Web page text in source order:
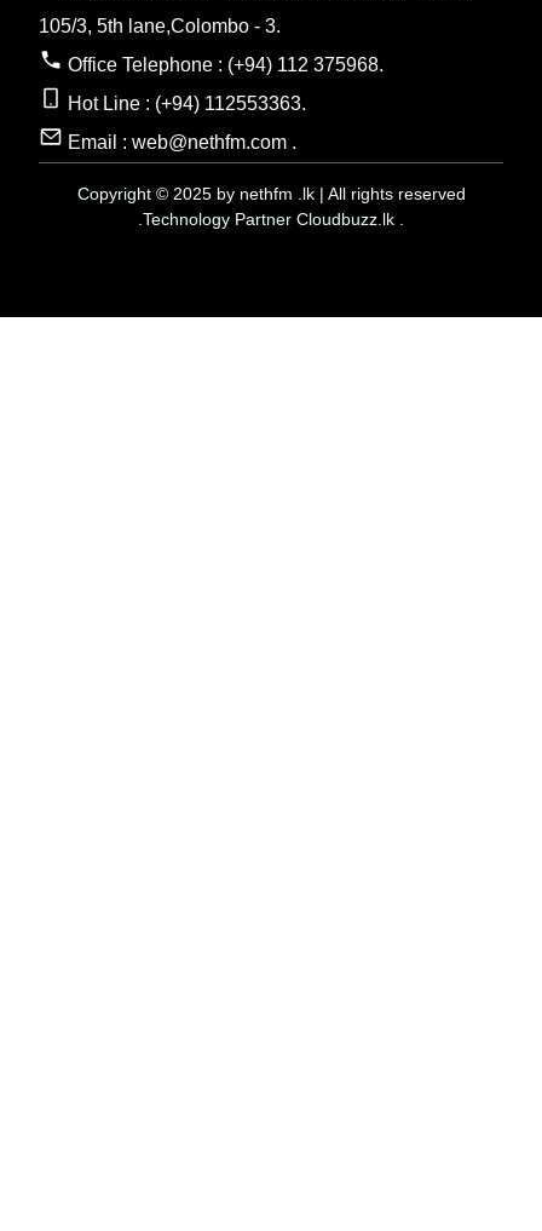
105/3, 5th lane,Colombo - 3.
Office Telephone : (+94) 112 375968.
Hot Line : (+94) 112553363.
Email : web@nethfm.com .
Copyright © 2025 by nethfm .lk | All rights reserved
.Technology Partner Cloudbuzz.lk .